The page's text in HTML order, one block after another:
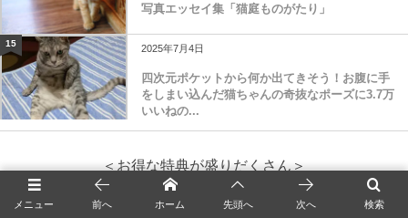
写真エッセイ集「猫庭ものがたり」
15 2025年7月4日
四次元ポケットから何か出てきそう！お腹に手
をしまい込んだ猫ちゃんの奇抜なポーズに3.7万
いいねの...
＜お得な特典が盛りだくさん＞
楽天モバイルの料金プランをチェック！
メニュー 検索
前へ ホーム 先頭へ 次へ